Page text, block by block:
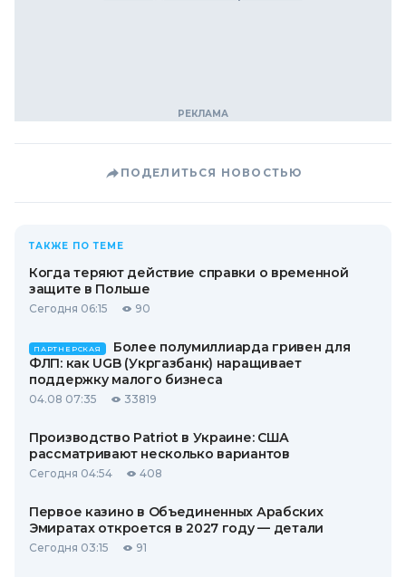
ПОДЕЛИТЬСЯ НОВОСТЬЮ
ТАКЖЕ ПО ТЕМЕ
Когда теряют действие справки о временной
защите в Польше
Сегодня 06:15 90
ПАРТНЕРСКАЯ
Более полумиллиарда гривен для
ФЛП: как UGB (Укргазбанк) наращивает
поддержку малого бизнеса
04.08 07:35 33819
Производство Patriot в Украине: США
рассматривают несколько вариантов
Сегодня 04:54 408
Первое казино в Объединенных Арабских
Эмиратах откроется в 2027 году — детали
Сегодня 03:15 91